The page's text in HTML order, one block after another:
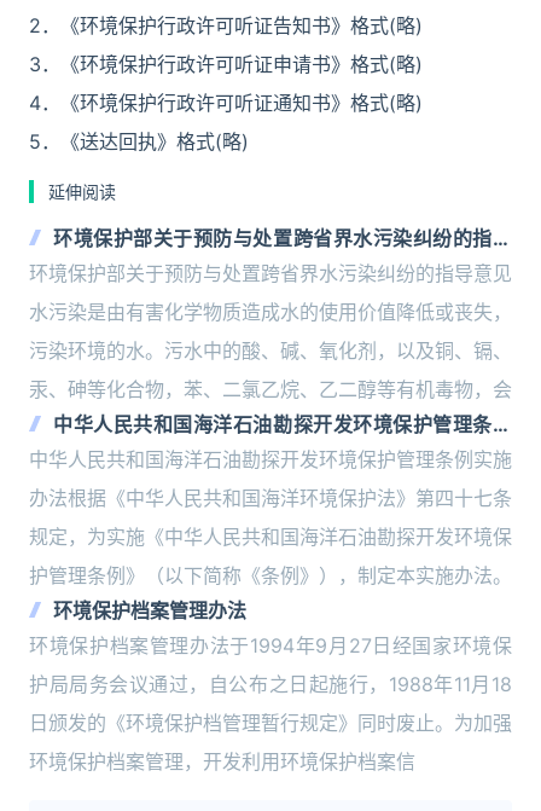
2．《环境保护行政许可听证告知书》格式(略)
3．《环境保护行政许可听证申请书》格式(略)
4．《环境保护行政许可听证通知书》格式(略)
5．《送达回执》格式(略)
延伸阅读
环境保护部关于预防与处置跨省界水污染纠纷的指导
意见
环境保护部关于预防与处置跨省界水污染纠纷的指导意见
水污染是由有害化学物质造成水的使用价值降低或丧失，
污染环境的水。污水中的酸、碱、氧化剂，以及铜、镉、
汞、砷等化合物，苯、二氯乙烷、乙二醇等有机毒物，会
中华人民共和国海洋石油勘探开发环境保护管理条例
实施办法
中华人民共和国海洋石油勘探开发环境保护管理条例实施
办法根据《中华人民共和国海洋环境保护法》第四十七条
规定，为实施《中华人民共和国海洋石油勘探开发环境保
护管理条例》（以下简称《条例》），制定本实施办法。
环境保护档案管理办法
环境保护档案管理办法于1994年9月27日经国家环境保
护局局务会议通过，自公布之日起施行，1988年11月18
日颁发的《环境保护档管理暂行规定》同时废止。为加强
环境保护档案管理，开发利用环境保护档案信